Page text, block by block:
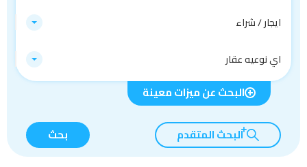
ايجار / شراء
اي نوعيه عقار
البحث عن ميزات معينة
البحث المتقدم بحث